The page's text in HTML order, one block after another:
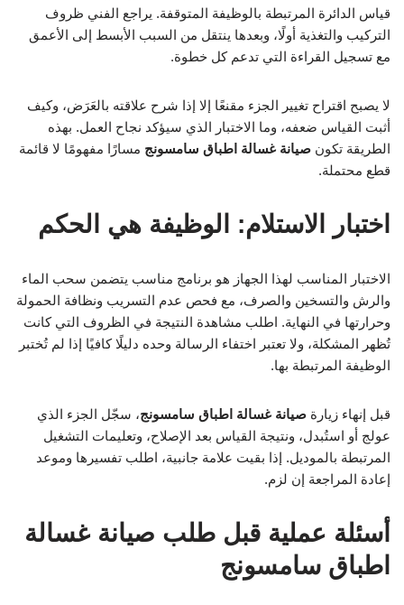
قياس الدائرة المرتبطة بالوظيفة المتوقفة. يراجع الفني ظروف
التركيب والتغذية أولًا، وبعدها ينتقل من السبب الأبسط إلى الأعمق
مع تسجيل القراءة التي تدعم كل خطوة.
لا يصبح اقتراح تغيير الجزء مقنعًا إلا إذا شرح علاقته بالعَرَض، وكيف
أثبت القياس ضعفه، وما الاختبار الذي سيؤكد نجاح العمل. بهذه
الطريقة تكون صيانة غسالة اطباق سامسونج مسارًا مفهومًا لا قائمة
قطع محتملة.
اختبار الاستلام: الوظيفة هي الحكم
الاختبار المناسب لهذا الجهاز هو برنامج مناسب يتضمن سحب الماء
والرش والتسخين والصرف، مع فحص عدم التسريب ونظافة الحمولة
وحرارتها في النهاية. اطلب مشاهدة النتيجة في الظروف التي كانت
تُظهر المشكلة، ولا تعتبر اختفاء الرسالة وحده دليلًا كافيًا إذا لم تُختبر
الوظيفة المرتبطة بها.
قبل إنهاء زيارة صيانة غسالة اطباق سامسونج، سجّل الجزء الذي
عولج أو استُبدل، ونتيجة القياس بعد الإصلاح، وتعليمات التشغيل
المرتبطة بالموديل. إذا بقيت علامة جانبية، اطلب تفسيرها وموعد
إعادة المراجعة إن لزم.
أسئلة عملية قبل طلب صيانة غسالة
اطباق سامسونج